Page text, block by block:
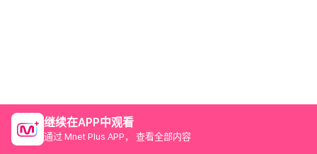
继续在APP中观看
通过 Mnet Plus APP， 查看全部内容